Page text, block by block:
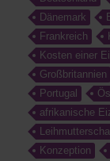
Dänemark
Frankreich
Kosten einer
Großbritannien
Portugal
afrikanische
Konzeption